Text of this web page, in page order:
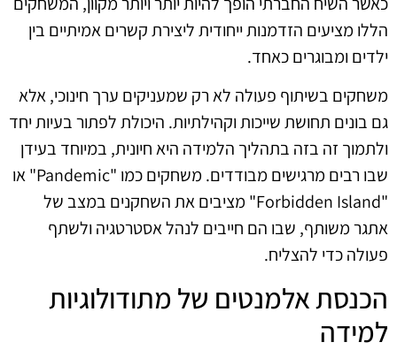
הללו מציעים הזדמנות ייחודית ליצירת קשרים אמיתיים בין
ילדים ומבוגרים כאחד.
משחקים בשיתוף פעולה לא רק שמעניקים ערך חינוכי, אלא
גם בונים תחושת שייכות וקהילתיות. היכולת לפתור בעיות יחד
ולתמוך זה בזה בתהליך הלמידה היא חיונית, במיוחד בעידן
שבו רבים מרגישים מבודדים. משחקים כמו "Pandemic" או
"Forbidden Island" מציבים את השחקנים במצב של
אתגר משותף, שבו הם חייבים לנהל אסטרטגיה ולשתף
פעולה כדי להצליח.
הכנסת אלמנטים של מתודולוגיות
למידה